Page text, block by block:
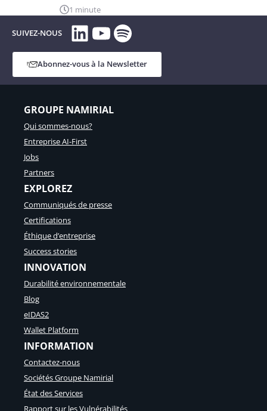
1 minute
SUIVEZ-NOUS LinkedIn
YouTube
Spotify
Abonnez-vous à la Newsletter
GROUPE NAMIRIAL
Qui sommes-nous?
Entreprise AI-First
Jobs
Partners
EXPLOREZ
Communiqués de presse
Certifications
Éthique d’entreprise
Success stories
INNOVATION
Durabilité environnementale
Blog
eIDAS2
Wallet Platform
INFORMATION
Contactez-nous
Sociétés Groupe Namirial
État des Services
Rapport sur les Vulnérabilités